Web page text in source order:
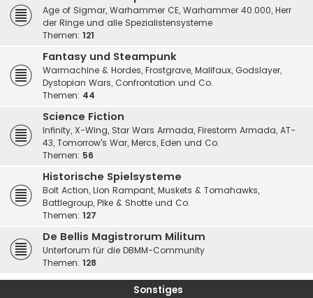
Age of Sigmar, Warhammer CE, Warhammer 40.000, Herr
der Ringe und alle Spezialistensysteme
Themen: 121
Fantasy und Steampunk
Warmachine & Hordes, Frostgrave, Malifaux, Godslayer,
Dystopian Wars, Confrontation und Co.
Themen: 44
Science Fiction
Infinity, X-Wing, Star Wars Armada, Firestorm Armada, AT-
43, Tomorrow's War, Mercs, Eden und Co.
Themen: 56
Historische Spielsysteme
Bolt Action, Lion Rampant, Muskets & Tomahawks,
Battlegroup, Pike & Shotte und Co.
Themen: 127
De Bellis Magistrorum Militum
Unterforum für die DBMM-Community
Themen: 128
Sonstiges